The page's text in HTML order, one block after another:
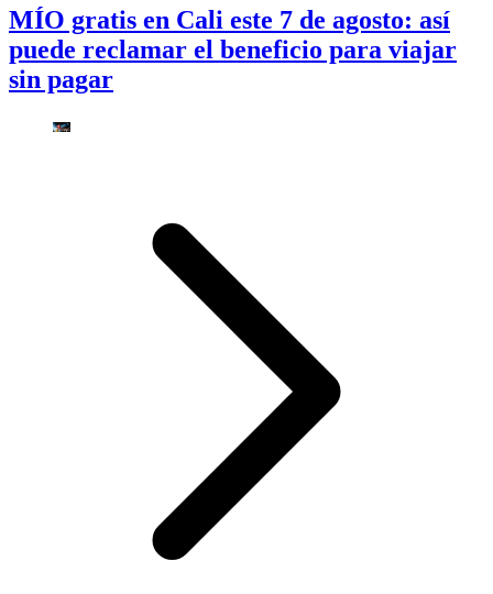
MÍO gratis en Cali este 7 de agosto: así
puede reclamar el beneficio para viajar
sin pagar